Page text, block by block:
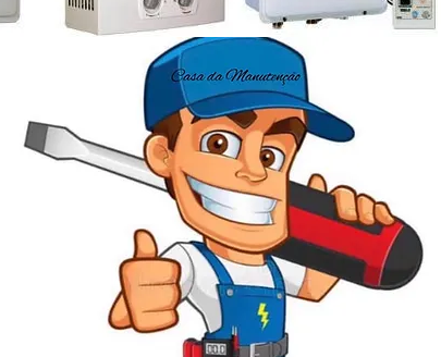
AQUECEDOR A GÁS ,
LOJA A HONORIO
ZONA NORTE
ACARÍ - ANCHIETA -
NETO - COLÉGIO -
RAINHA - GUADALUPE -
HERMES - OSVALDO
- PENHA CIRCULAR -
- TURIAÇÚ - VAZ LOBO -
ALEGRE
AQUECEDOR A GÁS, CONSERTO,
MANUTENÇÃO, INSTALAÇÃO, ASSISTÊNCIA
TÉCNICA RINNAI RUA BARATA RIBEIRO 232
COPACABANA RIO DE JANEIRO
BAIRROS DE ATENDIMENTO RJ
ZONA SUL
BOTAFOGO - CATETE - COPACABANA -
COSME VELHO - FLAMENGO - GÁVEA -
HUMAITÁ - IPANEMA - JARDIM BOTÂNICO -
LAGOA - LARANJEIRAS - LEBLON - LEME -
ROCINHA - SÃO CONRADO - URCA